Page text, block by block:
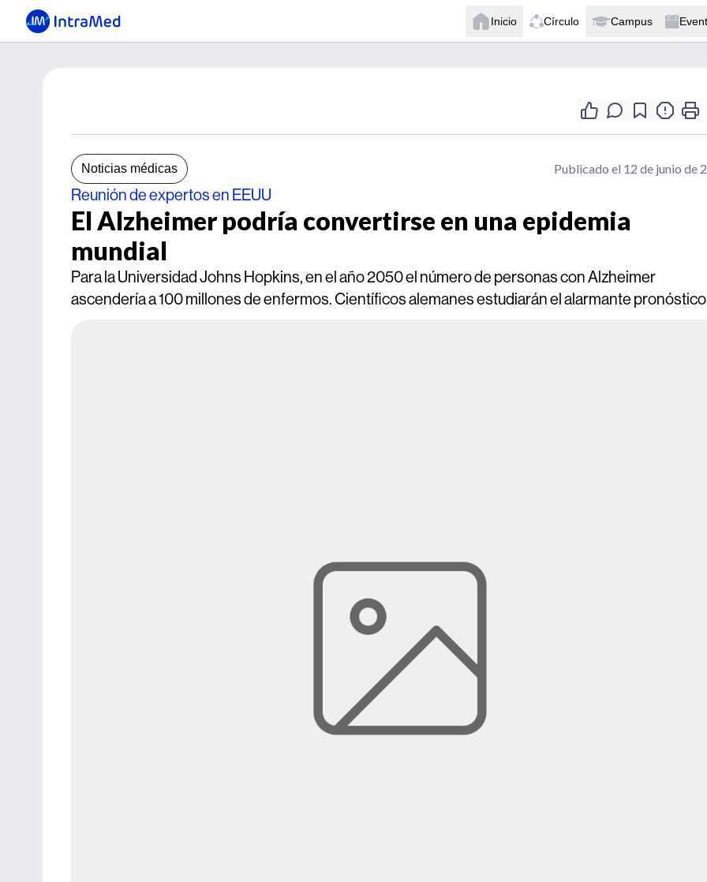
Inicio Círculo Campus
Noticias médicas Publicado el 12 de junio de
Reunión de expertos en EEUU
El Alzheimer podría convertirse en una epidemia
mundial
Para la Universidad Johns Hopkins, en el año 2050 el número de personas con Alzheimer
ascendería a 100 millones de enfermos. Científicos alemanes estudiarán el alarmante